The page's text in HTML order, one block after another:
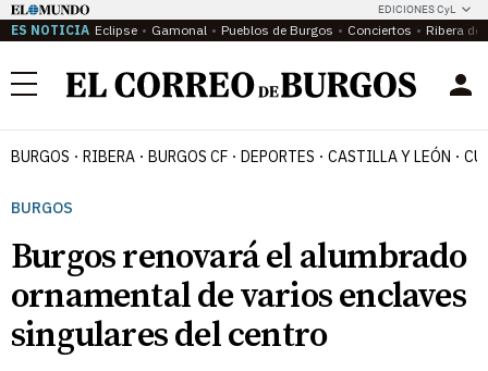
EDICIONES CyL
ES NOTICIA Eclipse Gamonal Pueblos de Burgos Conciertos Ribera del
Menú
BURGOS RIBERA BURGOS CF DEPORTES CASTILLA Y LEÓN
BURGOS
Burgos renovará el alumbrado
ornamental de varios enclaves
singulares del centro